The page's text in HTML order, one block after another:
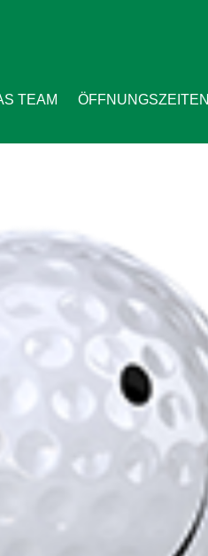
TEAM ÖFFNUNGSZEITEN